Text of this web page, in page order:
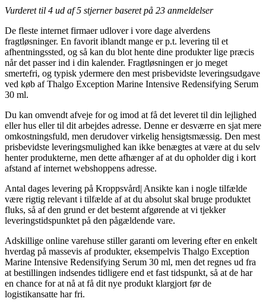
Vurderet til 4 ud af 5 stjerner baseret på 23 anmeldelser
De fleste internet firmaer udlover i vore dage alverdens
fragtløsninger. En favorit iblandt mange er p.t. levering til et
afhentningssted, og så kan du blot hente dine produkter lige præcis
når det passer ind i din kalender. Fragtløsningen er jo meget
smertefri, og typisk ydermere den mest prisbevidste leveringsudgave
ved køb af Thalgo Exception Marine Intensive Redensifying Serum
30 ml.
Du kan omvendt afveje for og imod at få det leveret til din lejlighed
eller hus eller til dit arbejdes adresse. Denne er desværre en sjat mere
omkostningsfuld, men derudover virkelig hensigtsmæssig. Den mest
prisbevidste leveringsmulighed kan ikke benægtes at være at du selv
henter produkterne, men dette afhænger af at du opholder dig i kort
afstand af internet webshoppens adresse.
Antal dages levering på Kroppsvård| Ansikte kan i nogle tilfælde
være rigtig relevant i tilfælde af at du absolut skal bruge produktet
fluks, så af den grund er det bestemt afgørende at vi tjekker
leveringstidspunktet på den pågældende vare.
Adskillige online varehuse stiller garanti om levering efter en enkelt
hverdag på massevis af produkter, eksempelvis Thalgo Exception
Marine Intensive Redensifying Serum 30 ml, men det regnes ud fra
at bestillingen indsendes tidligere end et fast tidspunkt, så at de har
en chance for at nå at få dit nye produkt klargjort før de
logistikansatte har fri.